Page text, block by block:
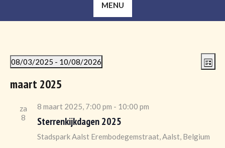
MENU
V
N
E
v
e
Lijst
08/03/2025 - 10/08/2026
een
maart 2025
za
8
8 maart 2025, 7:00 pm - 10:00 pm
Sterrenkijkdagen 2025
Stadspark Aalst Erembodegemstraat, Aalst, Belgium